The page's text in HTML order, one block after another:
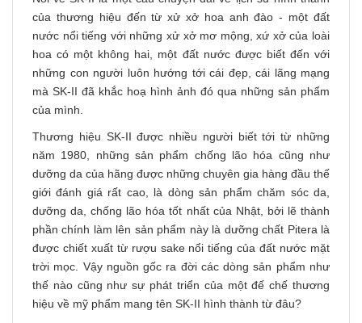
của thương hiệu đến từ xử xở hoa anh đào - một đất
nước nổi tiếng với những xử xở mơ mộng, xứ xở của loài
hoa có một không hai, một đất nước được biết đến với
những con người luôn hướng tới cái đẹp, cái lãng mạng
mà SK-II đã khắc hoạ hình ảnh đó qua những sản phẩm
của mình.
Thương hiệu SK-II được nhiều người biết tới từ những
năm 1980, những sản phẩm chống lão hóa cũng như
dưỡng da của hãng được những chuyên gia hàng đầu thế
giới đánh giá rất cao, là dòng sản phẩm chăm sóc da,
dưỡng da, chống lão hóa tốt nhất của Nhật, bởi lẽ thành
phần chính làm lên sản phẩm này là dưỡng chất Pitera là
được chiết xuất từ rượu sake nổi tiếng của đất nước mặt
trời mọc. Vậy nguồn gốc ra đời các dòng sản phẩm như
thế nào cũng như sự phát triển của một đế chế thương
hiệu về mỹ phẩm mang tên SK-II hình thành từ đâu?